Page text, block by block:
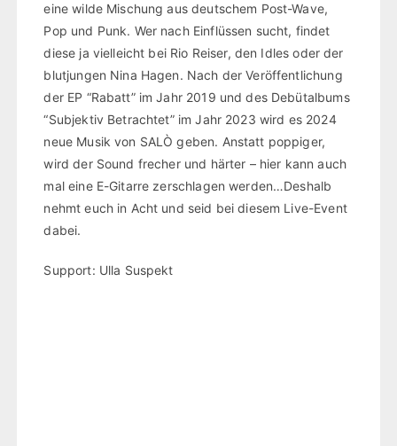
eine wilde Mischung aus deutschem Post-Wave,
Pop und Punk. Wer nach Einflüssen sucht, findet
diese ja vielleicht bei Rio Reiser, den Idles oder der
blutjungen Nina Hagen. Nach der Veröffentlichung
der EP “Rabatt” im Jahr 2019 und des Debütalbums
“Subjektiv Betrachtet” im Jahr 2023 wird es 2024
neue Musik von SALÒ geben. Anstatt poppiger,
wird der Sound frecher und härter – hier kann auch
mal eine E-Gitarre zerschlagen werden…Deshalb
nehmt euch in Acht und seid bei diesem Live-Event
dabei.
Support: Ulla Suspekt